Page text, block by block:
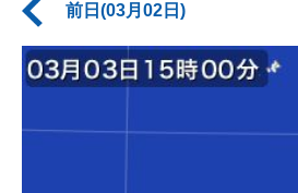
前日(03月02日)